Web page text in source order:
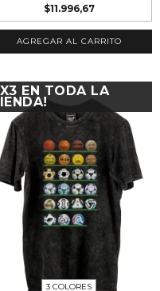
$11.996,67
AGREGAR AL CARRITO
EN TODA LA
3 COLORES